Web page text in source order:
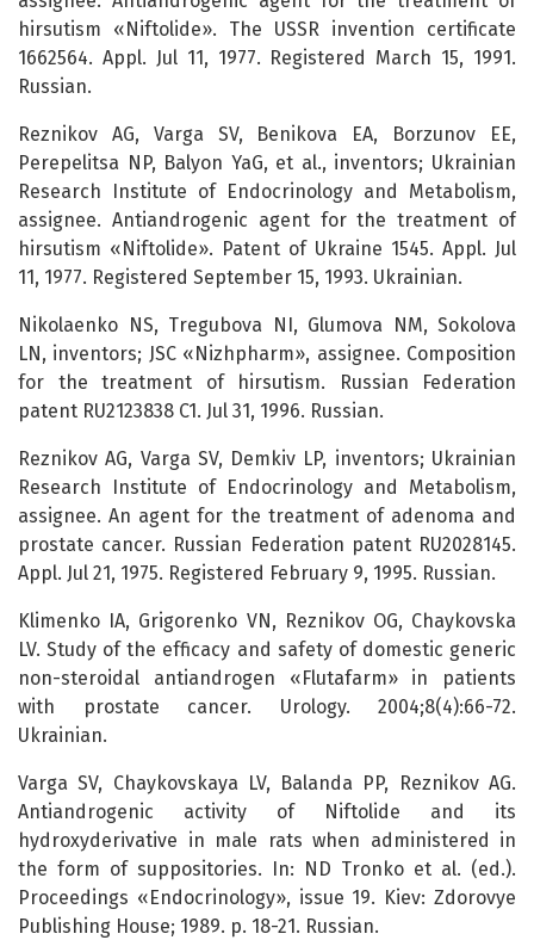
hirsutism «Niftolide». The USSR invention certificate
1662564. Appl. Jul 11, 1977. Registered March 15, 1991.
Russian.
Reznikov AG, Varga SV, Benikova EA, Borzunov EE,
Perepelitsa NP, Balyon YaG, et al., inventors; Ukrainian
Research Institute of Endocrinology and Metabolism,
assignee. Antiandrogenic agent for the treatment of
hirsutism «Niftolide». Patent of Ukraine 1545. Appl. Jul
11, 1977. Registered September 15, 1993. Ukrainian.
Nikolaenko NS, Tregubova NI, Glumova NM, Sokolova
LN, inventors; JSC «Nizhpharm», assignee. Composition
for the treatment of hirsutism. Russian Federation
patent RU2123838 C1. Jul 31, 1996. Russian.
Reznikov AG, Varga SV, Demkiv LP, inventors; Ukrainian
Research Institute of Endocrinology and Metabolism,
assignee. An agent for the treatment of adenoma and
prostate cancer. Russian Federation patent RU2028145.
Appl. Jul 21, 1975. Registered February 9, 1995. Russian.
Klimenko IA, Grigorenko VN, Reznikov OG, Chaykovska
LV. Study of the efficacy and safety of domestic generic
non-steroidal antiandrogen «Flutafarm» in patients
with prostate cancer. Urology. 2004;8(4):66-72.
Ukrainian.
Varga SV, Chaykovskaya LV, Balanda PP, Reznikov AG.
Antiandrogenic activity of Niftolide and its
hydroxyderivative in male rats when administered in
the form of suppositories. In: ND Tronko et al. (ed.).
Proceedings «Endocrinology», issue 19. Kiev: Zdorovye
Publishing House; 1989. p. 18-21. Russian.